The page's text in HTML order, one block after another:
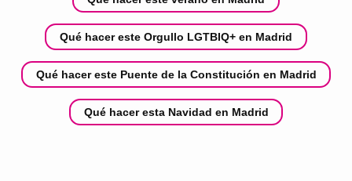
Qué hacer este Orgullo LGTBIQ+ en Madrid
Qué hacer este Puente de la Constitución en Madrid
Qué hacer esta Navidad en Madrid